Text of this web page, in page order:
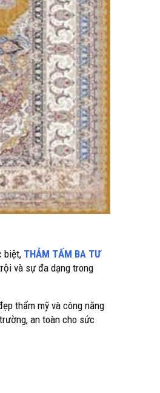
biệt, THẢM TẤM BA TƯ
và sự đa dạng trong
thẩm mỹ và công năng
an toàn cho sức